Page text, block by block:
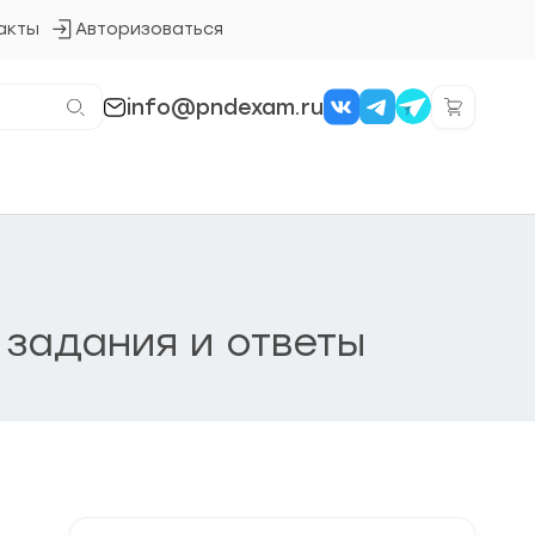
Авторизоваться
Кнопка
info@pndexam.ru
и ответы